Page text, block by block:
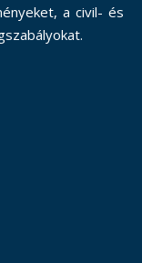
a civil- és